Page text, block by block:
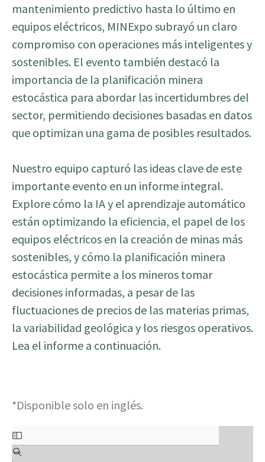
mantenimiento predictivo hasta lo último en
equipos eléctricos, MINExpo subrayó un claro
compromiso con operaciones más inteligentes y
sostenibles. El evento también destacó la
importancia de la planificación minera
estocástica para abordar las incertidumbres del
sector, permitiendo decisiones basadas en datos
que optimizan una gama de posibles resultados.
Nuestro equipo capturó las ideas clave de este
importante evento en un informe integral.
Explore cómo la IA y el aprendizaje automático
están optimizando la eficiencia, el papel de los
equipos eléctricos en la creación de minas más
sostenibles, y cómo la planificación minera
estocástica permite a los mineros tomar
decisiones informadas, a pesar de las
fluctuaciones de precios de las materias primas,
la variabilidad geológica y los riesgos operativos.
Lea el informe a continuación.
*Disponible solo en inglés.